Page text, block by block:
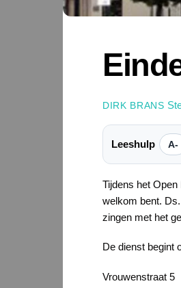
DIRK BRANS
Leeshulp A-
Tijdens het
welkom bent.
zingen met het
De dienst begint
Vrouwenstraat 5